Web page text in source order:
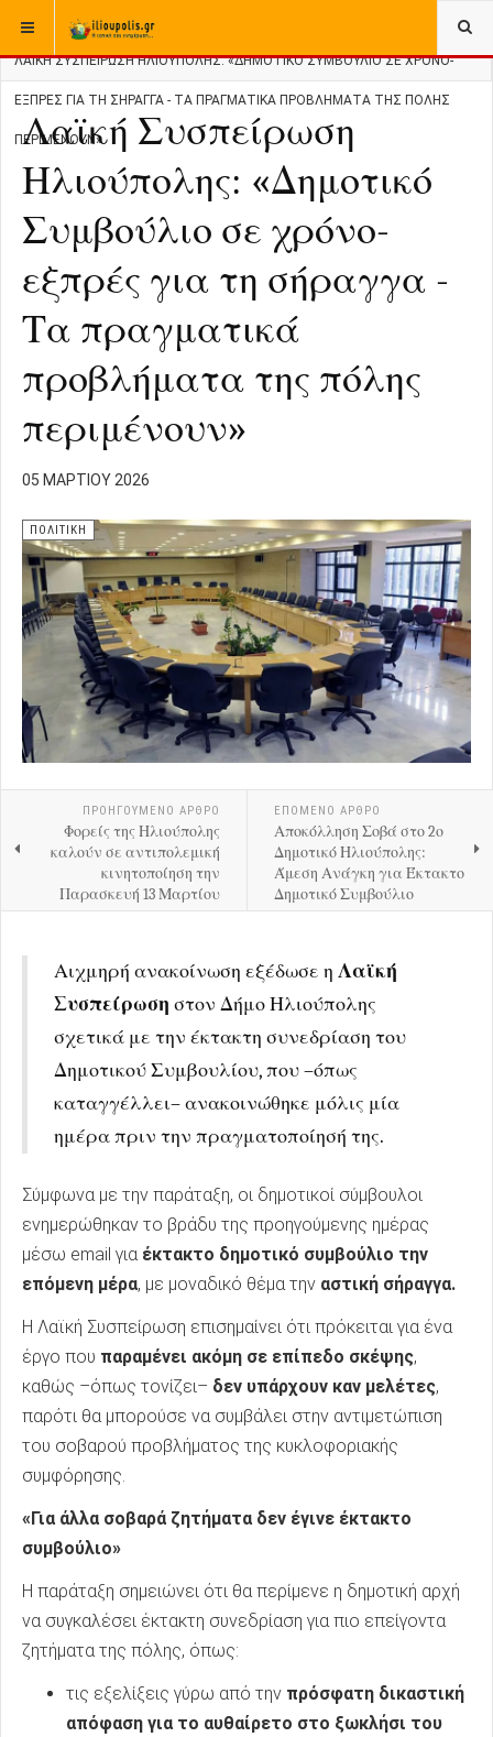
ΒΡΊΣΚΕΣΤΕ ΕΔΏ: ΑΡΧΙΚΉ
ΛΑΪΚΉ ΣΥΣΠΕΊΡΩΣΗ ΗΛΙΟΎΠΟΛΗΣ: «ΔΗΜΟΤΙΚΌ ΣΥΜΒΟΎΛΙΟ ΣΕ ΧΡΌΝΟ-
ΕΞΠΡΈΣ ΓΙΑ ΤΗ ΣΉΡΑΓΓΑ - ΤΑ ΠΡΑΓΜΑΤΙΚΆ ΠΡΟΒΛΉΜΑΤΑ ΤΗΣ ΠΌΛΗΣ
ΠΕΡΙΜΈΝΟΥΝ»
Λαϊκή Συσπείρωση
Ηλιούπολης: «Δημοτικό
Συμβούλιο σε χρόνο-
εξπρές για τη σήραγγα -
Τα πραγματικά
προβλήματα της πόλης
περιμένουν»
05 ΜΑΡΤΊΟΥ 2026
ΠΟΛΙΤΙΚΗ
ΠΡΟΗΓΟΎΜΕΝΟ ΑΡΘΡΟ
Φορείς της Ηλιούπολης
καλούν σε αντιπολεμική
κινητοποίηση την
Παρασκευή 13 Μαρτίου
ΕΠΟΜΕΝΟ ΑΡΘΡΟ
Αποκόλληση Σοβά στο 2ο
Δημοτικό Ηλιούπολης:
Άμεση Ανάγκη για Έκτακτο
Δημοτικό Συμβούλιο
Αιχμηρή ανακοίνωση εξέδωσε η Λαϊκή
Συσπείρωση στον Δήμο Ηλιούπολης
σχετικά με την έκτακτη συνεδρίαση του
Δημοτικού Συμβουλίου, που –όπως
καταγγέλλει– ανακοινώθηκε μόλις μία
ημέρα πριν την πραγματοποίησή της.
Σύμφωνα με την παράταξη, οι δημοτικοί σύμβουλοι
ενημερώθηκαν το βράδυ της προηγούμενης ημέρας
μέσω email για έκτακτο δημοτικό συμβούλιο την
επόμενη μέρα, με μοναδικό θέμα την αστική σήραγγα.
Η Λαϊκή Συσπείρωση επισημαίνει ότι πρόκειται για ένα
έργο που παραμένει ακόμη σε επίπεδο σκέψης,
καθώς –όπως τονίζει– δεν υπάρχουν καν μελέτες,
παρότι θα μπορούσε να συμβάλει στην αντιμετώπιση
του σοβαρού προβλήματος της κυκλοφοριακής
συμφόρησης.
«Για άλλα σοβαρά ζητήματα δεν έγινε έκτακτο
συμβούλιο»
Η παράταξη σημειώνει ότι θα περίμενε η δημοτική αρχή
να συγκαλέσει έκτακτη συνεδρίαση για πιο επείγοντα
ζητήματα της πόλης, όπως:
τις εξελίξεις γύρω από την πρόσφατη δικαστική
απόφαση για το αυθαίρετο στο ξωκλήσι του